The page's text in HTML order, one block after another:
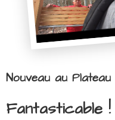
Nouveau au
Fantasticable !